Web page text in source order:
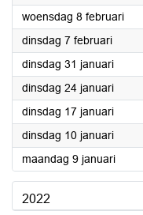
woensdag 8 februari2023
dinsdag 7 februari2023
dinsdag 31 januari2023
dinsdag 24 januari2023
dinsdag 17 januari2023
dinsdag 10 januari2023
maandag 9 januari2023
2022